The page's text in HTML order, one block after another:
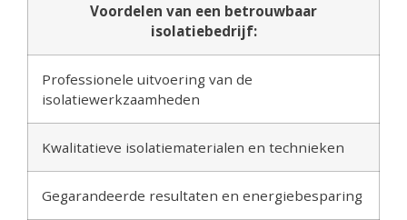
Voordelen van een betrouwbaar
isolatiebedrijf:
Professionele uitvoering van de
isolatiewerkzaamheden
Kwalitatieve isolatiematerialen en technieken
Gegarandeerde resultaten en energiebesparing